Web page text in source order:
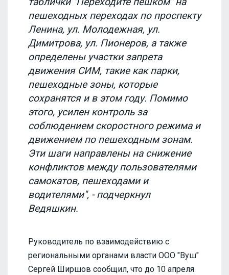
пешеходных переходах по проспекту
Ленина, ул. Молодежная, ул.
Димитрова, ул. Пионеров, а также
определены участки запрета
движения СИМ, такие как парки,
пешеходные зоны, которые
сохранятся и в этом году. Помимо
этого, усилен контроль за
соблюдением скоростного режима и
движением по пешеходным зонам.
Эти шаги направлены на снижение
конфликтов между пользователями
самокатов, пешеходами и
водителями", - подчеркнул
Ведяшкин.
Руководитель по взаимодействию с
региональными органами власти ООО "Вуш"
Сергей Ширшов сообщил, что до 10 апреля